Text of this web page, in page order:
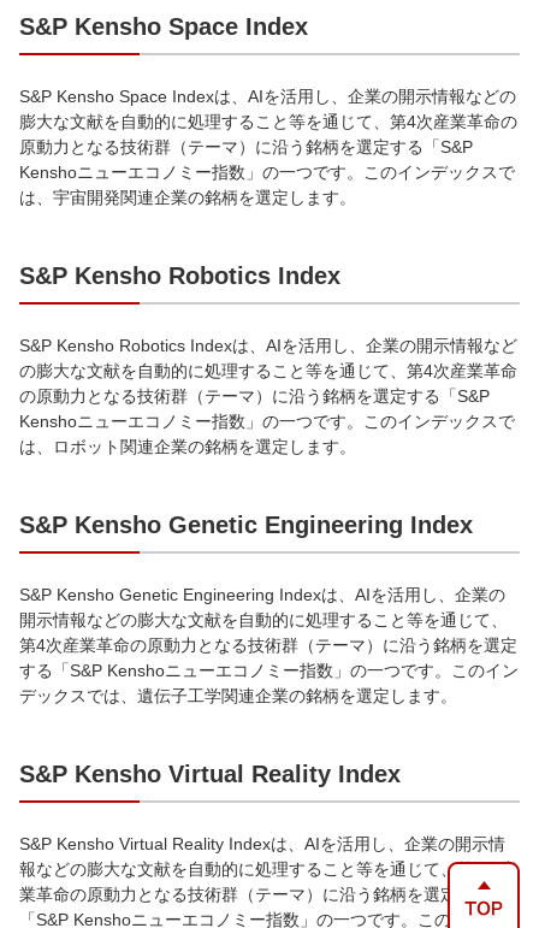
S&P Kensho Space Index
S&P Kensho Space Indexは、AIを活用し、企業の開示情報などの
膨大な文献を自動的に処理すること等を通じて、第4次産業革命の
原動力となる技術群（テーマ）に沿う銘柄を選定する「S&P
Kenshoニューエコノミー指数」の一つです。このインデックスで
は、宇宙開発関連企業の銘柄を選定します。
S&P Kensho Robotics Index
S&P Kensho Robotics Indexは、AIを活用し、企業の開示情報など
の膨大な文献を自動的に処理すること等を通じて、第4次産業革命
の原動力となる技術群（テーマ）に沿う銘柄を選定する「S&P
Kenshoニューエコノミー指数」の一つです。このインデックスで
は、ロボット関連企業の銘柄を選定します。
S&P Kensho Genetic Engineering Index
S&P Kensho Genetic Engineering Indexは、AIを活用し、企業の
開示情報などの膨大な文献を自動的に処理すること等を通じて、
第4次産業革命の原動力となる技術群（テーマ）に沿う銘柄を選定
する「S&P Kenshoニューエコノミー指数」の一つです。このイン
デックスでは、遺伝子工学関連企業の銘柄を選定します。
S&P Kensho Virtual Reality Index
S&P Kensho Virtual Reality Indexは、AIを活用し、企業の開示情
報などの膨大な文献を自動的に処理すること等を通じて、第4次産
業革命の原動力となる技術群（テーマ）に沿う銘柄を選定する
「S&P Kenshoニューエコノミー指数」の一つです。このインデッ